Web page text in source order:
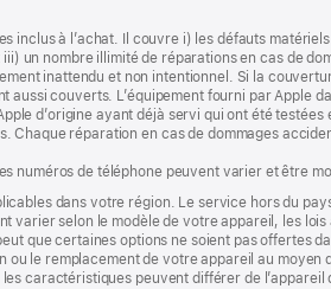
à l’achat. Il couvre i) les défauts
un nombre illimité de réparations en cas de
inattendu et non intentionnel. Si la
couverts. L’équipement fourni par Apple
d’origine ayant déjà servi qui ont été
Chaque réparation en cas de dommages
numéros de téléphone peuvent varier et être
dans votre région. Le service hors du
varier selon le modèle de votre appareil, les
que certaines options ne soient pas offertes
le remplacement de votre appareil au moyen
caractéristiques peuvent différer de l’appareil